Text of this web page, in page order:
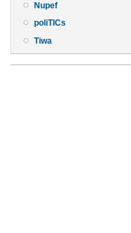
Nupef
poliTICs
Tiwa